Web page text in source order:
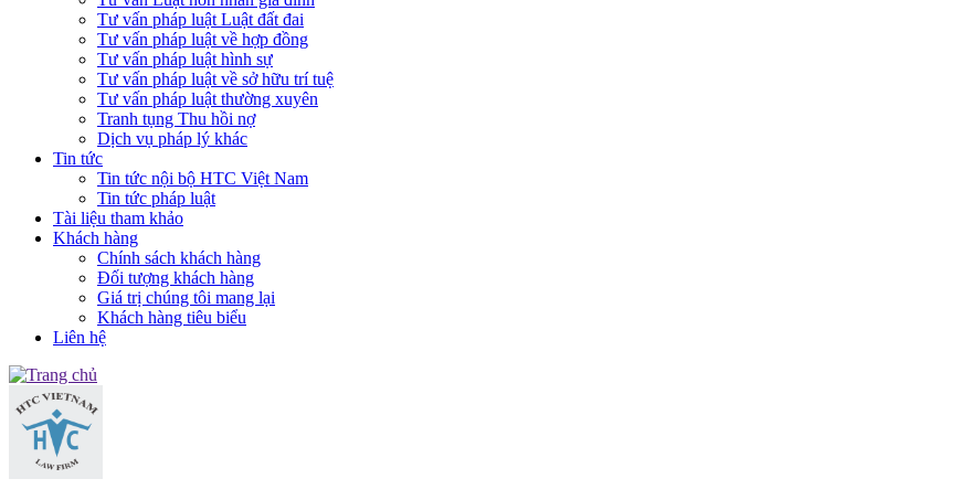
Tư vấn pháp luật Luật đất đai
Tư vấn pháp luật về hợp đồng
Tư vấn pháp luật hình sự
Tư vấn pháp luật về sở hữu trí tuệ
Tư vấn pháp luật thường xuyên
Tranh tụng Thu hồi nợ
Dịch vụ pháp lý khác
Tin tức
Tin tức nội bộ HTC Việt Nam
Tin tức pháp luật
Tài liệu tham khảo
Khách hàng
Chính sách khách hàng
Đối tượng khách hàng
Giá trị chúng tôi mang lại
Khách hàng tiêu biểu
Liên hệ